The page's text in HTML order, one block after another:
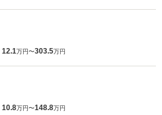
12.1万円〜303.5万円
10.8万円〜148.8万円